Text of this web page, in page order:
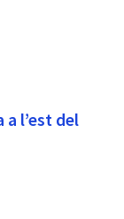
l’est del